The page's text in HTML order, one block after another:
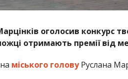
оголосив конкурс
отримають премії від
міського головуРуслана